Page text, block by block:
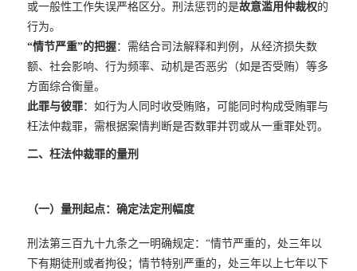
或一般性工作失误严格区分。刑法惩罚的是故意滥用仲裁权的
行为。
“情节严重”的把握：需结合司法解释和判例，从经济损失数
额、社会影响、行为频率、动机是否恶劣（如是否受贿）等多
方面综合衡量。
此罪与彼罪：如行为人同时收受贿赂，可能同时构成受贿罪与
枉法仲裁罪，需根据案情判断是否数罪并罚或从一重罪处罚。
二、枉法仲裁罪的量刑
（一）量刑起点：确定法定刑幅度
刑法第三百九十九条之一明确规定：“情节严重的，处三年以
下有期徒刑或者拘役；情节特别严重的，处三年以上七年以下